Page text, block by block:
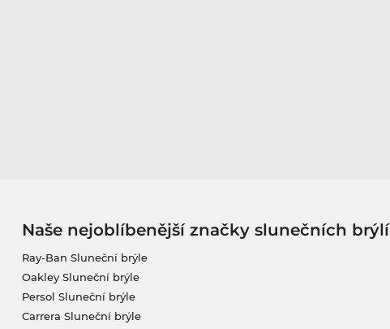
Naše nejoblíbenější značky slunečních brýlí
Ray-Ban Sluneční brýle
Oakley Sluneční brýle
Persol Sluneční brýle
Carrera Sluneční brýle